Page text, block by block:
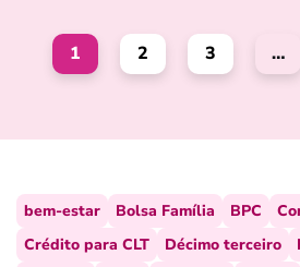
1 2 3 …
bem-estar Bolsa Família BPC
Crédito para CLT
Décimo terceiro